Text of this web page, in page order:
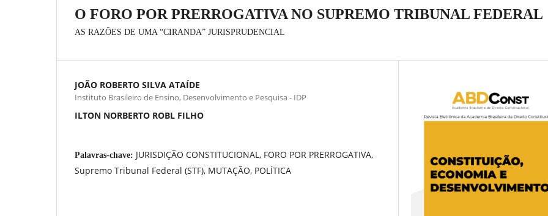
O FORO POR PRERROGATIVA NO SUPREMO TRIBUNAL FEDERAL
AS RAZÕES DE UMA “CIRANDA” JURISPRUDENCIAL
JOÃO ROBERTO SILVA ATAÍDE
Instituto Brasileiro de Ensino, Desenvolvimento e Pesquisa - IDP
ILTON NORBERTO ROBL FILHO
Palavras-chave: JURISDIÇÃO CONSTITUCIONAL, FORO POR PRERROGATIVA,
Supremo Tribunal Federal (STF), MUTAÇÃO, POLÍTICA